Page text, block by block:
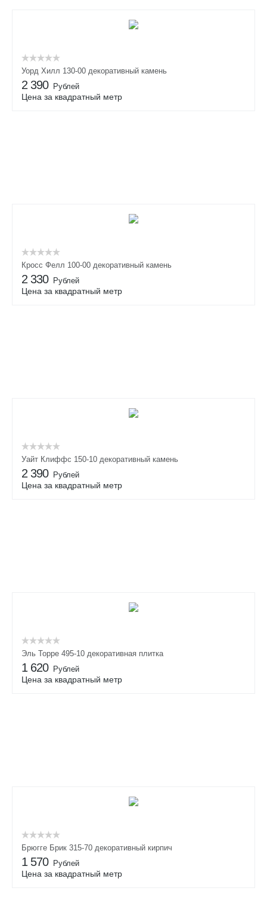
Уорд Хилл 130-00 декоративный камень
2 390 Рублей
Цена за квадратный метр
Кросс Фелл 100-00 декоративный камень
2 330 Рублей
Цена за квадратный метр
Уайт Клиффс 150-10 декоративный камень
2 390 Рублей
Цена за квадратный метр
Эль Торре 495-10 декоративная плитка
1 620 Рублей
Цена за квадратный метр
Брюгге Брик 315-70 декоративный кирпич
1 570 Рублей
Цена за квадратный метр